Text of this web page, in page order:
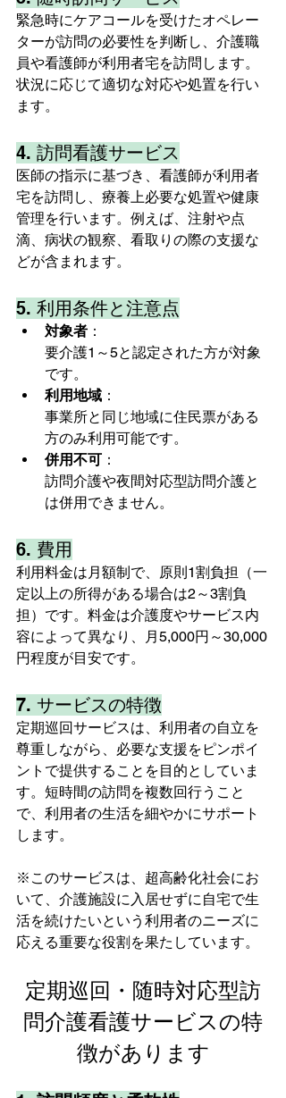
緊急時にケアコールを受けたオペレー
ターが訪問の必要性を判断し、介護職
員や看護師が利用者宅を訪問します。
状況に応じて適切な対応や処置を行い
ます。
4. 訪問看護サービス
医師の指示に基づき、看護師が利用者
宅を訪問し、療養上必要な処置や健康
管理を行います。例えば、注射や点
滴、病状の観察、看取りの際の支援な
どが含まれます。
5. 利用条件と注意点
対象者 ：
要介護1～5と認定された方が対象
です。
利用地域 ：
事業所と同じ地域に住民票がある
方のみ利用可能です。
併用不可 ：
訪問介護や夜間対応型訪問介護と
は併用できません。
6. 費用
利用料金は月額制で、原則1割負担（一
定以上の所得がある場合は2～3割負
担）です。料金は介護度やサービス内
容によって異なり、月5,000円～30,000
円程度が目安です。
7. サービスの特徴
定期巡回サービスは、利用者の自立を
尊重しながら、必要な支援をピンポイ
ントで提供することを目的としていま
す。短時間の訪問を複数回行うこと
で、利用者の生活を細やかにサポート
します。
※このサービスは、超高齢化社会にお
いて、介護施設に入居せずに自宅で生
活を続けたいという利用者のニーズに
応える重要な役割を果たしています。
定期巡回・随時対応型訪
問介護看護サービスの特
徴があります